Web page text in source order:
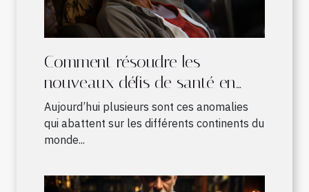
Comment résoudre les
nouveaux défis de santé en
Afrique ?
Aujourd’hui plusieurs sont ces anomalies
qui abattent sur les différents continents du
monde...